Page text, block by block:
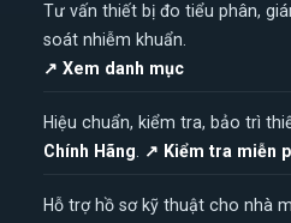
Tư vấn thiết bị đo tiểu phân,
soát nhiễm khuẩn.
↗ Xem danh mục
Hiệu chuẩn, kiểm tra, bảo trì
Chính Hãng
↗ Kiểm tra miễn
Hỗ trợ hồ sơ kỹ thuật cho nhà